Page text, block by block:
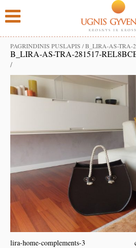
PAGRINDINIS PUSLAPIS /B_LIRA-AS-TRA-
B_LIRA-AS-TRA-281517-
/
lira-home-complements-3